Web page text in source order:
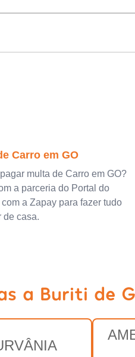
Carro em GO
multa de Carro em GO?
a parceria do Portal do
a Zapay para fazer tudo
de casa.
a Buriti de